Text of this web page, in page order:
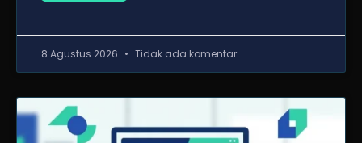
8 Agustus 2026 Tidak ada komentar